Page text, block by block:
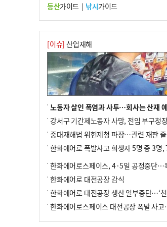
10 국힘 부산시당, ‘정이한 조력’ 시의원 윤리
위에…‘한동훈 지지’도 신고접수
등산가이드| 낚시가이드
[이슈] 산업재해
한화에어로 대전공장 감식